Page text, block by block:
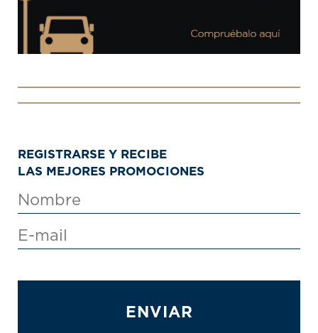
REGISTRARSE Y RECIBE
LAS MEJORES PROMOCIONES
ENVIAR